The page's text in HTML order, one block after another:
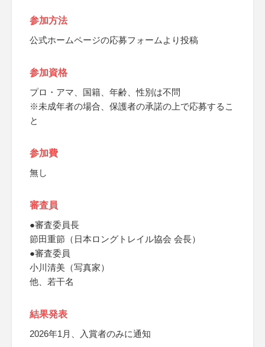
参加方法
公式ホームページの応募フォームより投稿
参加資格
プロ・アマ、国籍、年齢、性別は不問
※未成年者の場合、保護者の承諾の上で応募するこ
と
参加費
無し
審査員
●審査委員長
節田重節（日本ロングトレイル協会 会長）
●審査委員
小川清美（写真家）
他、若干名
結果発表
2026年1月、入賞者のみに通知